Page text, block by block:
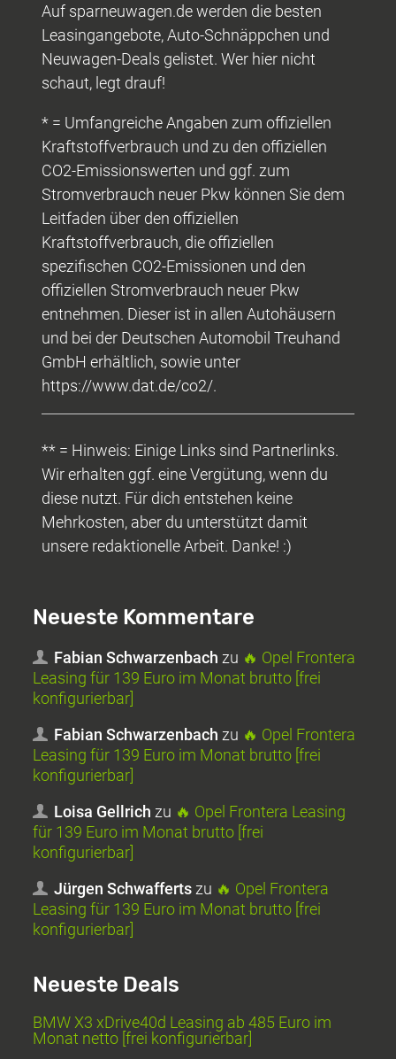
Auf sparneuwagen.de werden die besten
Leasingangebote, Auto-Schnäppchen und
Neuwagen-Deals gelistet. Wer hier nicht
schaut, legt drauf!
* = Umfangreiche Angaben zum offiziellen
Kraftstoffverbrauch und zu den offiziellen
CO2-Emissionswerten und ggf. zum
Stromverbrauch neuer Pkw können Sie dem
Leitfaden über den offiziellen
Kraftstoffverbrauch, die offiziellen
spezifischen CO2-Emissionen und den
offiziellen Stromverbrauch neuer Pkw
entnehmen. Dieser ist in allen Autohäusern
und bei der Deutschen Automobil Treuhand
GmbH erhältlich, sowie unter
https://www.dat.de/co2/.
** = Hinweis: Einige Links sind Partnerlinks.
Wir erhalten ggf. eine Vergütung, wenn du
diese nutzt. Für dich entstehen keine
Mehrkosten, aber du unterstützt damit
unsere redaktionelle Arbeit. Danke! :)
Neueste Kommentare
Fabian Schwarzenbach zu 🔥 Opel Frontera
Leasing für 139 Euro im Monat brutto [frei
konfigurierbar]
Fabian Schwarzenbach zu 🔥 Opel Frontera
Leasing für 139 Euro im Monat brutto [frei
konfigurierbar]
Loisa Gellrich zu 🔥 Opel Frontera Leasing
für 139 Euro im Monat brutto [frei
konfigurierbar]
Jürgen Schwafferts zu 🔥 Opel Frontera
Leasing für 139 Euro im Monat brutto [frei
konfigurierbar]
Neueste Deals
BMW X3 xDrive40d Leasing ab 485 Euro im
Monat netto [frei konfigurierbar]